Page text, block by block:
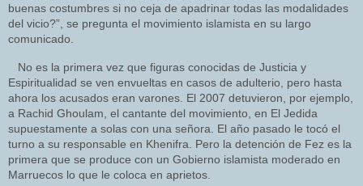
buenas costumbres si no ceja de apadrinar todas las modalidades
del vicio?”, se pregunta el movimiento islamista en su largo
comunicado.
No es la primera vez que figuras conocidas de Justicia y
Espiritualidad se ven envueltas en casos de adulterio, pero hasta
ahora los acusados eran varones. El 2007 detuvieron, por ejemplo,
a Rachid Ghoulam, el cantante del movimiento, en El Jedida
supuestamente a solas con una señora. El año pasado le tocó el
turno a su responsable en Khenifra. Pero la detención de Fez es la
primera que se produce con un Gobierno islamista moderado en
Marruecos lo que le coloca en aprietos.